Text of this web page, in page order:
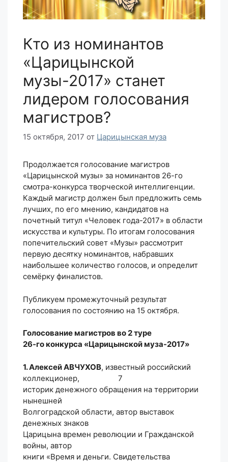
Кто из номинантов
«Царицынской
музы-2017» станет
лидером голосования
магистров?
15 октября, 2017 от Царицынская муза
Продолжается голосование магистров
«Царицынской музы» за номинантов 26-го
смотра-конкурса творческой интеллигенции.
Каждый магистр должен был предложить семь
лучших, по его мнению, кандидатов на
почетный титул «Человек года-2017» в области
искусства и культуры. По итогам голосования
попечительский совет «Музы» рассмотрит
первую десятку номинантов, набравших
наибольшее количество голосов, и определит
семёрку финалистов.
Публикуем промежуточный результат
голосования по состоянию на 15 октября.
Голосование магистров во 2 туре
26-го конкурса «Царицынской муза-2017»
1. Алексей АВЧУХОВ, известный российский
коллекционер, 7
историк денежного обращения на территории
нынешней
Волгоградской области, автор выставок
денежных знаков
Царицына времен революции и Гражданской
войны, автор
книги «Время и деньги. Свидетельства